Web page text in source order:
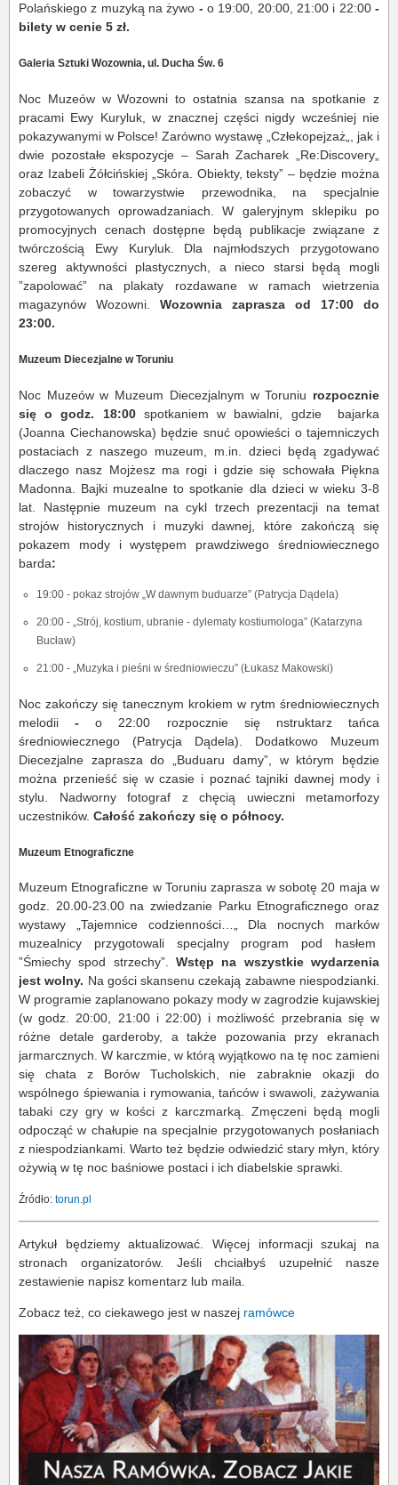
Polańskiego z muzyką na żywo -o 19:00, 20:00, 21:00 i 22:00-
bilety w cenie 5 zł.
Galeria Sztuki Wozownia, ul. Ducha Św. 6
Noc Muzeów w Wozowni to ostatnia szansa na spotkanie z
pracami Ewy Kuryluk, w znacznej części nigdy wcześniej nie
pokazywanymi w Polsce! Zarówno wystawę „Człekopejzaż„, jak i
dwie pozostałe ekspozycje – Sarah Zacharek „Re:Discovery„
oraz Izabeli Żółcińskiej „Skóra. Obiekty, teksty” – będzie można
zobaczyć w towarzystwie przewodnika, na specjalnie
przygotowanych oprowadzaniach. W galeryjnym sklepiku po
promocyjnych cenach dostępne będą publikacje związane z
twórczością Ewy Kuryluk. Dla najmłodszych przygotowano
szereg aktywności plastycznych, a nieco starsi będą mogli
”zapolować” na plakaty rozdawane w ramach wietrzenia
magazynów Wozowni. Wozownia zaprasza od 17:00 do
23:00.
Muzeum Diecezjalne w Toruniu
Noc Muzeów w Muzeum Diecezjalnym w Toruniu rozpocznie
się o godz. 18:00spotkaniem w bawialni, gdzie bajarka
(Joanna Ciechanowska) będzie snuć opowieści o tajemniczych
postaciach z naszego muzeum, m.in. dzieci będą zgadywać
dlaczego nasz Mojżesz ma rogi i gdzie się schowała Piękna
Madonna. Bajki muzealne to spotkanie dla dzieci w wieku 3-8
lat. Następnie muzeum na cykl trzech prezentacji na temat
strojów historycznych i muzyki dawnej, które zakończą się
pokazem mody i występem prawdziwego średniowiecznego
barda:
19:00 - pokaz strojów „W dawnym buduarze” (Patrycja Dądela)
20:00 - „Strój, kostium, ubranie - dylematy kostiumologa” (Katarzyna
Bucław)
21:00 - „Muzyka i pieśni w średniowieczu” (Łukasz Makowski)
Noc zakończy się tanecznym krokiem w rytm średniowiecznych
melodii -o 22:00 rozpocznie się nstruktarz tańca
średniowiecznego (Patrycja Dądela). Dodatkowo Muzeum
Diecezjalne zaprasza do „Buduaru damy”, w którym będzie
można przenieść się w czasie i poznać tajniki dawnej mody i
stylu. Nadworny fotograf z chęcią uwieczni metamorfozy
uczestników. Całość zakończy się o północy.
Muzeum Etnograficzne
Muzeum Etnograficzne w Toruniu zaprasza w sobotę 20 maja w
godz. 20.00-23.00 na zwiedzanie Parku Etnograficznego oraz
wystawy „Tajemnice codzienności…„ Dla nocnych marków
muzealnicy przygotowali specjalny program pod hasłem
”Śmiechy spod strzechy”. Wstęp na wszystkie wydarzenia
jest wolny. Na gości skansenu czekają zabawne niespodzianki.
W programie zaplanowano pokazy mody w zagrodzie kujawskiej
(w godz. 20:00, 21:00 i 22:00) i możliwość przebrania się w
różne detale garderoby, a także pozowania przy ekranach
jarmarcznych. W karczmie, w którą wyjątkowo na tę noc zamieni
się chata z Borów Tucholskich, nie zabraknie okazji do
wspólnego śpiewania i rymowania, tańców i swawoli, zażywania
tabaki czy gry w kości z karczmarką. Zmęczeni będą mogli
odpocząć w chałupie na specjalnie przygotowanych posłaniach
z niespodziankami. Warto też będzie odwiedzić stary młyn, który
ożywią w tę noc baśniowe postaci i ich diabelskie sprawki.
Źródło: torun.pl
Artykuł będziemy aktualizować. Więcej informacji szukaj na
stronach organizatorów. Jeśli chciałbyś uzupełnić nasze
zestawienie napisz komentarz lub maila.
Zobacz też, co ciekawego jest w naszej ramówce